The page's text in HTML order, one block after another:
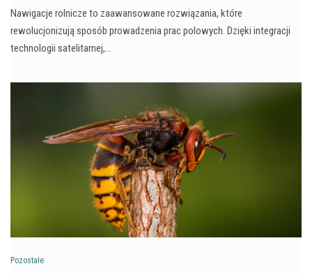
Nawigacje rolnicze to zaawansowane rozwiązania, które
rewolucjonizują sposób prowadzenia prac polowych. Dzięki integracji
technologii satelitarnej,…
Pozostałe